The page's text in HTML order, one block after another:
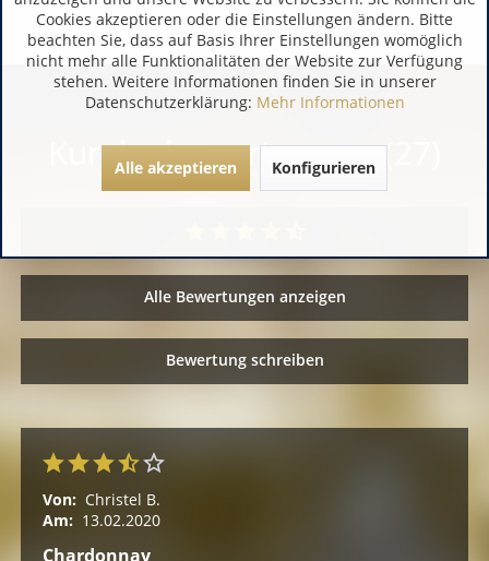
Kundenbewertungen (27)
Alle Bewertungen anzeigen
Bewertung schreiben
Von: Christel B.
Am: 13.02.2020
Chardonnay
Cookies akzeptieren oder die Einstellungen ändern. Bitte
beachten Sie, dass auf Basis Ihrer Einstellungen womöglich
nicht mehr alle Funktionalitäten der Website zur Verfügung
stehen. Weitere Informationen finden Sie in unserer
Datenschutzerklärung: Mehr Informationen
Alle akzeptieren Konfigurieren